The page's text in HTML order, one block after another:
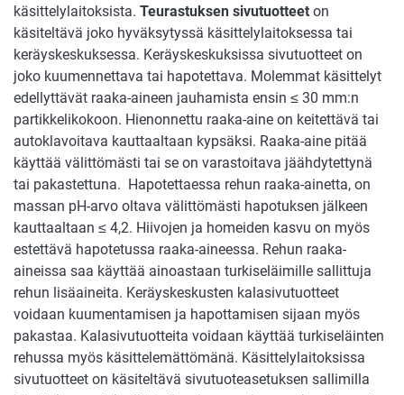
käsittelylaitoksista. Teurastuksen sivutuotteet on
käsiteltävä joko hyväksytyssä käsittelylaitoksessa tai
keräyskeskuksessa. Keräyskeskuksissa sivutuotteet on
joko kuumennettava tai hapotettava. Molemmat käsittelyt
edellyttävät raaka-aineen jauhamista ensin ≤ 30 mm:n
partikkelikokoon. Hienonnettu raaka-aine on keitettävä tai
autoklavoitava kauttaaltaan kypsäksi. Raaka-aine pitää
käyttää välittömästi tai se on varastoitava jäähdytettynä
tai pakastettuna. Hapotettaessa rehun raaka-ainetta, on
massan pH-arvo oltava välittömästi hapotuksen jälkeen
kauttaaltaan ≤ 4,2. Hiivojen ja homeiden kasvu on myös
estettävä hapotetussa raaka-aineessa. Rehun raaka-
aineissa saa käyttää ainoastaan turkiseläimille sallittuja
rehun lisäaineita. Keräyskeskusten kalasivutuotteet
voidaan kuumentamisen ja hapottamisen sijaan myös
pakastaa. Kalasivutuotteita voidaan käyttää turkiseläinten
rehussa myös käsittelemättömänä. Käsittelylaitoksissa
sivutuotteet on käsiteltävä sivutuoteasetuksen sallimilla